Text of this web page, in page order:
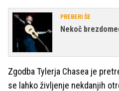
PREBERI ŠE
Nekoč
Zgodba Tylerja Chasea je
se lahko življenje nekdanjih